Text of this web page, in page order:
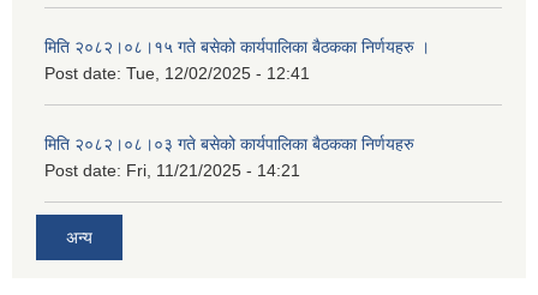
मिति २०८२।०८।१५ गते बसेको कार्यपालिका बैठकका निर्णयहरु ।
Post date: Tue, 12/02/2025 - 12:41
मिति २०८२।०८।०३ गते बसेको कार्यपालिका बैठकका निर्णयहरु
Post date: Fri, 11/21/2025 - 14:21
अन्य